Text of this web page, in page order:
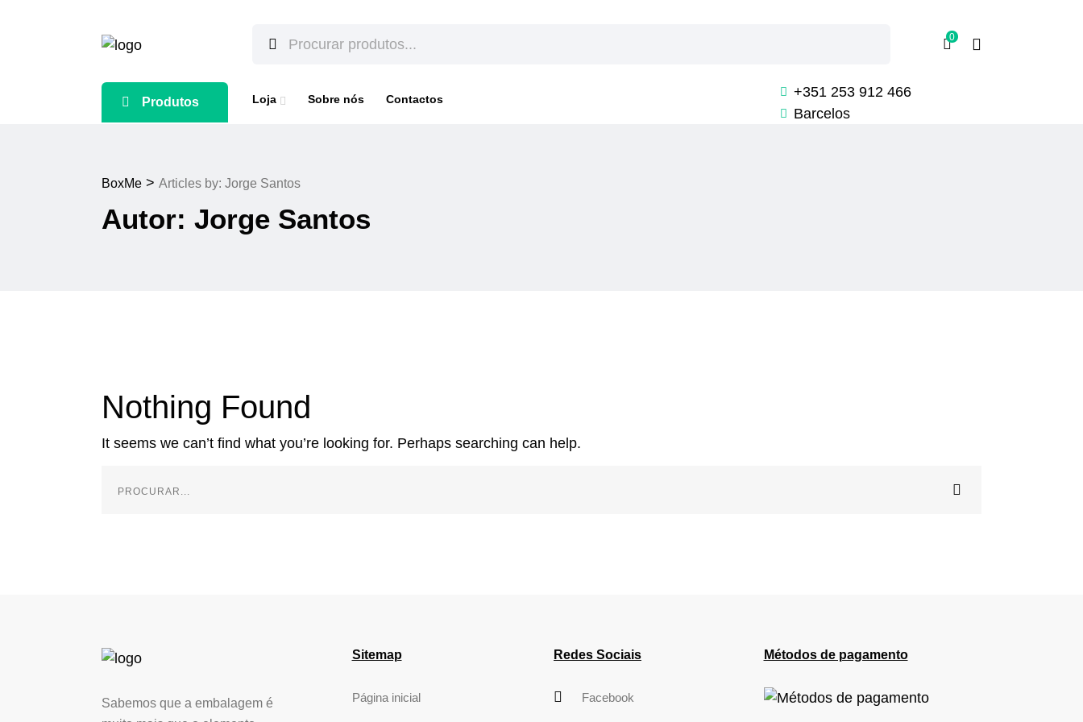
0
Produtos Loja Sobre nós Contactos
+351 253 912 466
Barcelos
BoxMe > Articles by: Jorge Santos
Autor: Jorge Santos
Nothing Found
It seems we can’t find what you’re looking for. Perhaps searching can help.
Sabemos que a embalagem é
Sitemap
Página inicial
Redes Sociais
Facebook
Métodos de pagamento